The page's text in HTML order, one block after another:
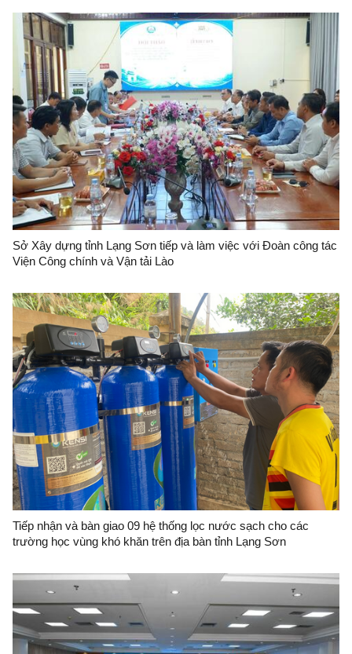
Sở Xây dựng tỉnh Lạng Sơn tiếp và làm việc với Đoàn công tác
Viện Công chính và Vận tải Lào
Tiếp nhận và bàn giao 09 hệ thống lọc nước sạch cho các
trường học vùng khó khăn trên địa bàn tỉnh Lạng Sơn